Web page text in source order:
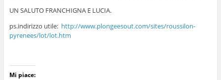
UN SALUTO FRANCHIGNA E LUCIA.
ps.indirizzo utile: http://www.plongeesout.com/sites/roussilon-
pyrenees/lot/lot.htm
Mi piace: